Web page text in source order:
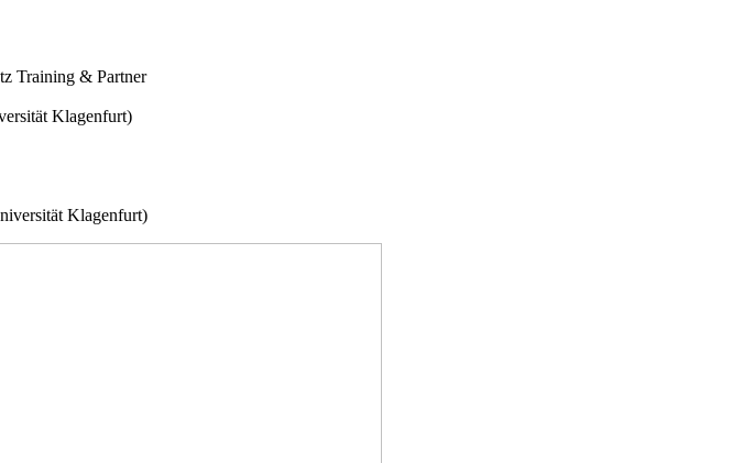
Training & Partner
Klagenfurt)
Klagenfurt)